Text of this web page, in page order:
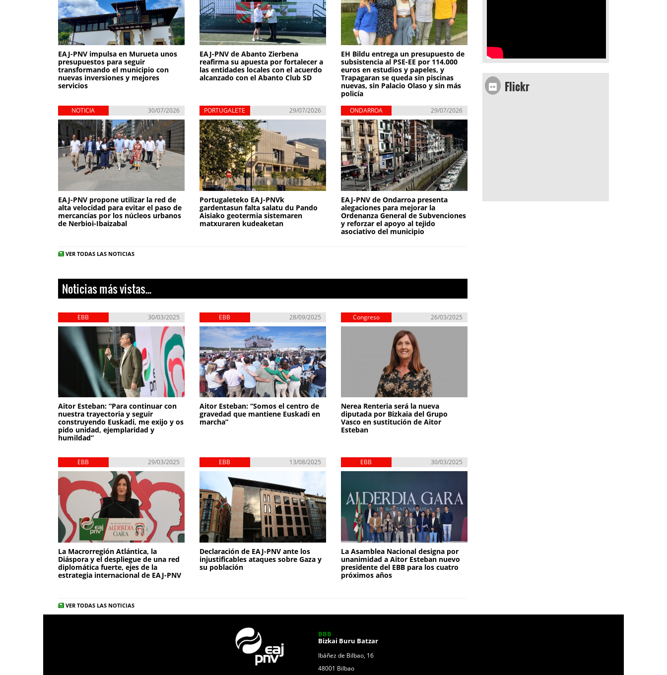
EAJ-PNV impulsa en Murueta unos
presupuestos para seguir
transformando el municipio con
nuevas inversiones y mejores
servicios
EAJ-PNV de Abanto Zierbena
reafirma su apuesta por fortalecer a
las entidades locales con el acuerdo
alcanzado con el Abanto Club SD
EH Bildu entrega un presupuesto de
subsistencia al PSE-EE por 114.000
euros en estudios y papeles, y
Trapagaran se queda sin piscinas
nuevas, sin Palacio Olaso y sin más
policía
NOTICIA 30/07/2026
EAJ-PNV propone utilizar la red de
alta velocidad para evitar el paso de
mercancías por los núcleos urbanos
de Nerbioi-Ibaizabal
PORTUGALETE 29/07/2026
Portugaleteko EAJ-PNVk
gardentasun falta salatu du Pando
Aisiako geotermia sistemaren
matxuraren kudeaketan
ONDARROA 29/07/2026
EAJ-PNV de Ondarroa presenta
alegaciones para mejorar la
Ordenanza General de Subvenciones
y reforzar el apoyo al tejido
asociativo del municipio
VER TODAS LAS NOTICIAS
Noticias más vistas...
EBB 30/03/2025
Aitor Esteban: “Para continuar con
nuestra trayectoria y seguir
construyendo Euskadi, me exijo y os
pido unidad, ejemplaridad y
humildad”
EBB 28/09/2025
Aitor Esteban: “Somos el centro de
gravedad que mantiene Euskadi en
marcha”
Congreso 26/03/2025
Nerea Renteria será la nueva
diputada por Bizkaia del Grupo
Vasco en sustitución de Aitor
Esteban
EBB 29/03/2025
La Macrorregión Atlántica, la
Diáspora y el despliegue de una red
diplomática fuerte, ejes de la
estrategia internacional de EAJ-PNV
EBB 13/08/2025
Declaración de EAJ-PNV ante los
injustificables ataques sobre Gaza y
su población
EBB 30/03/2025
La Asamblea Nacional designa por
unanimidad a Aitor Esteban nuevo
presidente del EBB para los cuatro
próximos años
VER TODAS LAS NOTICIAS
Flickr
BBB
Bizkai Buru Batzar
Ibáñez de Bilbao, 16
48001 Bilbao